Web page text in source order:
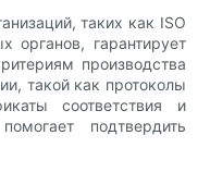
таких как ISO
органов, гарантирует
производства
такой как протоколы
соответствия и
подтвердить